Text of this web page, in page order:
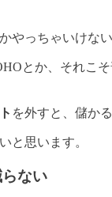
やっちゃいけな
とか、それこ
を外すと、儲か
と思います。
ない